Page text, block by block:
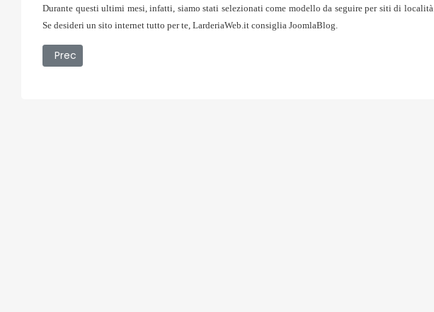
Durante questi ultimi mesi, infatti, siamo stati selezionati come modello da seguire per siti di
Se desideri un sito internet tutto per te, LarderiaWeb.it consiglia JoomlaBlog.
Articolo precedente: Comprando le arance della salute aiuti la ricerca contro
Prec